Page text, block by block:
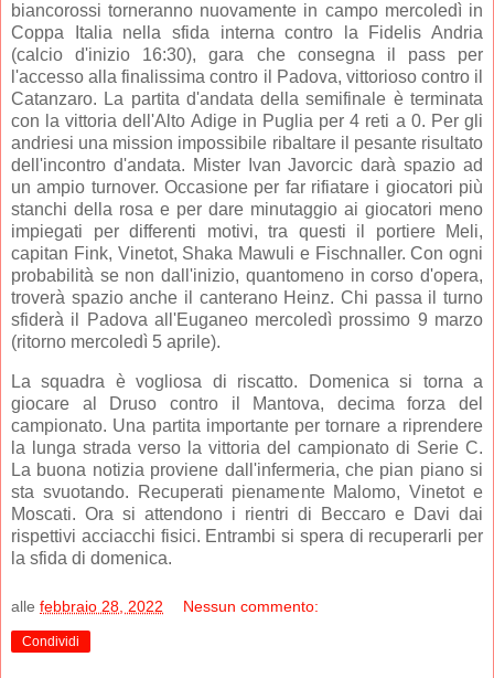
biancorossi torneranno nuovamente in campo mercoledì in
Coppa Italia nella sfida interna contro la Fidelis Andria
(calcio d'inizio 16:30), gara che consegna il pass per
l'accesso alla finalissima contro il Padova, vittorioso contro il
Catanzaro. La partita d'andata della semifinale è terminata
con la vittoria dell'Alto Adige in Puglia per 4 reti a 0. Per gli
andriesi una mission impossibile ribaltare il pesante risultato
dell'incontro d'andata. Mister Ivan Javorcic darà spazio ad
un ampio turnover. Occasione per far rifiatare i giocatori più
stanchi della rosa e per dare minutaggio ai giocatori meno
impiegati per differenti motivi, tra questi il portiere Meli,
capitan Fink, Vinetot, Shaka Mawuli e Fischnaller. Con ogni
probabilità se non dall'inizio, quantomeno in corso d'opera,
troverà spazio anche il canterano Heinz. Chi passa il turno
sfiderà il Padova all'Euganeo mercoledì prossimo 9 marzo
(ritorno mercoledì 5 aprile).
La squadra è vogliosa di riscatto. Domenica si torna a
giocare al Druso contro il Mantova, decima forza del
campionato. Una partita importante per tornare a riprendere
la lunga strada verso la vittoria del campionato di Serie C.
La buona notizia proviene dall'infermeria, che pian piano si
sta svuotando. Recuperati pienamente Malomo, Vinetot e
Moscati. Ora si attendono i rientri di Beccaro e Davi dai
rispettivi acciacchi fisici. Entrambi si spera di recuperarli per
la sfida di domenica.
alle febbraio 28, 2022 Nessun commento:
Condividi